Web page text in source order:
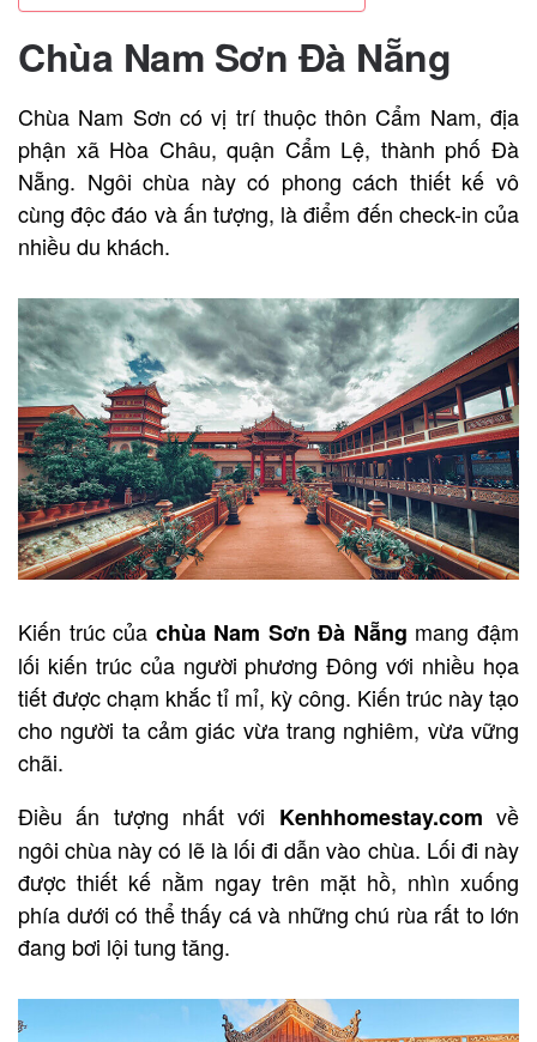
Chùa Nam Sơn Đà Nẵng
Chùa Nam Sơn có vị trí thuộc thôn Cẩm Nam, địa
phận xã Hòa Châu, quận Cẩm Lệ, thành phố Đà
Nẵng. Ngôi chùa này có phong cách thiết kế vô
cùng độc đáo và ấn tượng, là điểm đến check-in của
nhiều du khách.
Kiến trúc của chùa Nam Sơn Đà Nẵng mang đậm
lối kiến trúc của người phương Đông với nhiều họa
tiết được chạm khắc tỉ mỉ, kỳ công. Kiến trúc này tạo
cho người ta cảm giác vừa trang nghiêm, vừa vững
chãi.
Điều ấn tượng nhất với Kenhhomestay.com về
ngôi chùa này có lẽ là lối đi dẫn vào chùa. Lối đi này
được thiết kế nằm ngay trên mặt hồ, nhìn xuống
phía dưới có thể thấy cá và những chú rùa rất to lớn
đang bơi lội tung tăng.